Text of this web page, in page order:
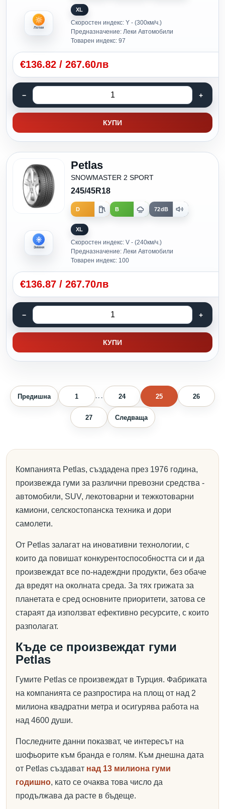
Летни
XL
Скоростен индекс: Y - (300км/ч.)
Предназначение: Леки Автомобили
Товарен индекс: 97
€136.82 / 267.60лв
КУПИ
Зимни
Petlas
SNOWMASTER 2 SPORT
245/45R18
D B 72dB
XL
Скоростен индекс: V - (240км/ч.)
Предназначение: Леки Автомобили
Товарен индекс: 100
€136.87 / 267.70лв
КУПИ
Предишна 1 ... 24 25 26
27 Следваща
Компанията Petlas, създадена през 1976 година,
произвежда гуми за различни превозни средства -
автомобили, SUV, лекотоварни и тежкотоварни
камиони, селскостопанска техника и дори
самолети.
От Petlas залагат на иновативни технологии, с
които да повишат конкурентоспособността си и да
произвеждат все по-надеждни продукти, без обаче
да вредят на околната среда. За тях грижата за
планетата е сред основните приоритети, затова се
стараят да използват ефективно ресурсите, с които
разполагат.
Къде се произвеждат гуми
Petlas
Гумите Petlas се произвеждат в Турция. Фабриката
на компанията се разпростира на площ от над 2
милиона квадратни метра и осигурява работа на
над 4600 души.
Последните данни показват, че интересът на
шофьорите към бранда е голям. Към днешна дата
от Petlas създават над 13 милиона гуми
годишно, като се очаква това число да
продължава да расте в бъдеще.